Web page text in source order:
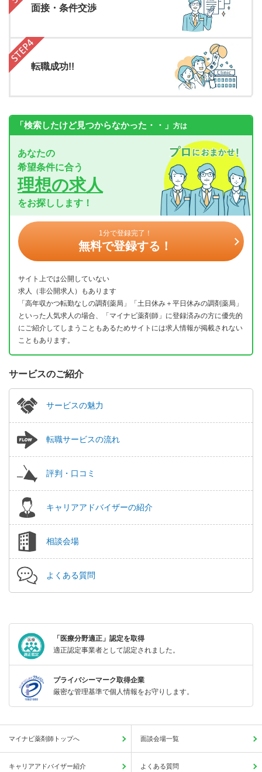
面接・条件交渉
転職成功!!
「検索したけど見つからなかった・・」 方は
あなたの
希望条件に合う
理想の求人
をお探しします！
1分で登録完了！
無料で登録する！
サイト上では公開していない
求人（非公開求人）もあります
「高年収かつ転勤なしの調剤薬局」「土日休み＋平日休みの調剤薬局」
といった人気求人の場合、「マイナビ薬剤師」に登録済みの方に優先的
にご紹介してしまうこともあるためサイトには求人情報が掲載されない
こともあります。
サービスのご紹介
サービスの魅力
転職サービスの流れ
評判・口コミ
キャリアアドバイザーの紹介
相談会場
よくある質問
「医療分野適正」認定を取得
適正認定事業者として認定されました。
プライバシーマーク取得企業
厳密な管理基準で個人情報をお守りします。
マイナビ薬剤師トップへ 面談会場一覧
キャリアアドバイザー紹介 よくある質問